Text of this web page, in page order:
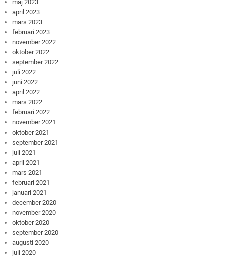
maj 2023
april 2023
mars 2023
februari 2023
november 2022
oktober 2022
september 2022
juli 2022
juni 2022
april 2022
mars 2022
februari 2022
november 2021
oktober 2021
september 2021
juli 2021
april 2021
mars 2021
februari 2021
januari 2021
december 2020
november 2020
oktober 2020
september 2020
augusti 2020
juli 2020